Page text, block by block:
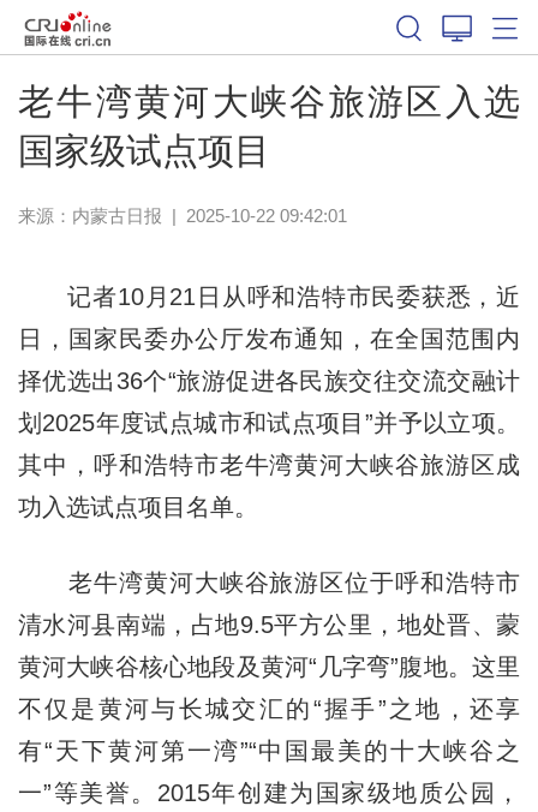
老牛湾黄河大峡谷旅游区入选
国家级试点项目
来源： 内蒙古日报 | 2025-10-22 09:42:01
记者10月21日从呼和浩特市民委获悉，近
日，国家民委办公厅发布通知，在全国范围内
择优选出36个“旅游促进各民族交往交流交融计
划2025年度试点城市和试点项目”并予以立项。
其中，呼和浩特市老牛湾黄河大峡谷旅游区成
功入选试点项目名单。
老牛湾黄河大峡谷旅游区位于呼和浩特市
清水河县南端，占地9.5平方公里，地处晋、蒙
黄河大峡谷核心地段及黄河“几字弯”腹地。这里
不仅是黄河与长城交汇的“握手”之地，还享
有“天下黄河第一湾”“中国最美的十大峡谷之
一”等美誉。2015年创建为国家级地质公园，